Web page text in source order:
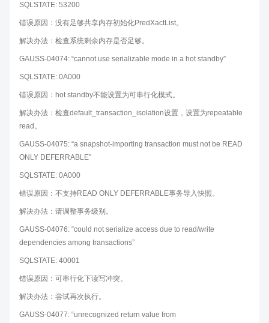
SQLSTATE: 53200
错误原因：没有足够共享内存初始化PredXactList。
解决办法：检查系统剩余内存是否足够。
GAUSS-04074: “cannot use serializable mode in a hot standby”
SQLSTATE: 0A000
错误原因：hot standby不能设置为可串行化模式。
解决办法：检查default_transaction_isolation设置，设置为repeatable
read。
GAUSS-04075: “a snapshot-importing transaction must not be READ
ONLY DEFERRABLE”
SQLSTATE: 0A000
错误原因：不支持READ ONLY DEFERRABLE事务导入快照。
解决办法：请调整事务级别。
GAUSS-04076: “could not serialize access due to read/write
dependencies among transactions”
SQLSTATE: 40001
错误原因：可串行化下读写冲突。
解决办法：尝试再次执行。
GAUSS-04077: “unrecognized return value from